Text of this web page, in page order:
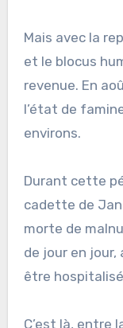
Mais avec la
et le blocus
revenue. En
l’état de
environs.
Durant cette
cadette de
morte de
de jour en jour,
être
C’est là, entre